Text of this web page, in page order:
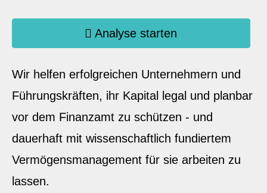
Analyse starten
Wir helfen erfolgreichen Unternehmern und
Führungskräften, ihr Kapital legal und planbar
vor dem Finanzamt zu schützen - und
dauerhaft mit wissenschaftlich fundiertem
Vermögensmanagement für sie arbeiten zu
lassen.